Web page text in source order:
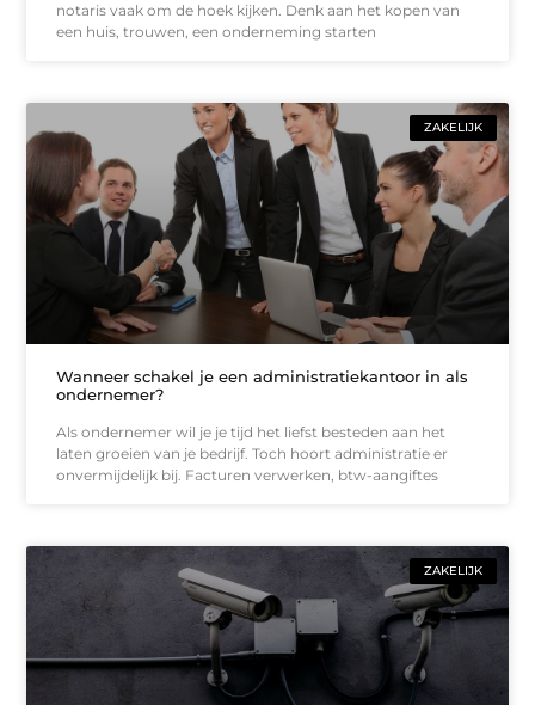
notaris vaak om de hoek kijken. Denk aan het kopen van
een huis, trouwen, een onderneming starten
ZAKELIJK
Wanneer schakel je een administratiekantoor in als
ondernemer?
Als ondernemer wil je je tijd het liefst besteden aan het
laten groeien van je bedrijf. Toch hoort administratie er
onvermijdelijk bij. Facturen verwerken, btw-aangiftes
ZAKELIJK